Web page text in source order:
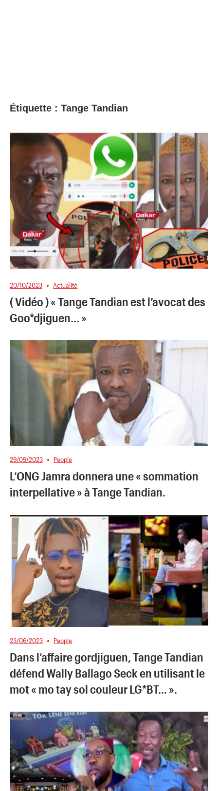
Étiquette : Tange Tandian
20/10/2023 Actualité
( Vidéo ) « Tange Tandian est l’avocat des
Goo*djiguen… »
29/09/2023 People
L’ONG Jamra donnera une « sommation
interpellative » à Tange Tandian.
23/06/2023 People
Dans l’affaire gordjiguen, Tange Tandian
défend Wally Ballago Seck en utilisant le
mot « mo tay sol couleur LG*BT… ».